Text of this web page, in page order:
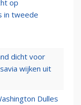
op
in tweede
dicht voor
wijken uit
Dulles